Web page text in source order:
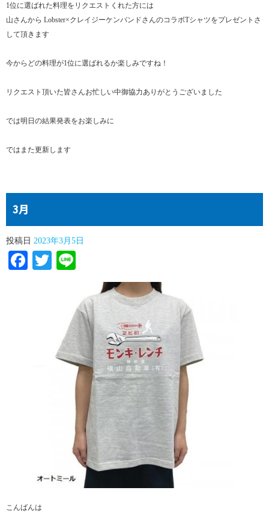
1位に選ばれた料理をリクエストくれた方には
山さんから Lobster×クレイジーケンバンドさんのコラボTシャツをプレゼントさ
して頂きます
今からどの料理が1位に選ばれるか楽しみですね！
リクエスト頂いた皆さんお忙しい中御協力ありがとうございました
では明日の結果発表をお楽しみに
ではまた更新します
3月
投稿日 2023年3月5日
Facebook
Twitter
こんばんは